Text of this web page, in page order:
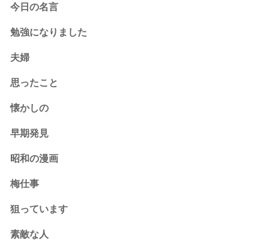
今日の名言
勉強になりました
夫婦
思ったこと
懐かしの
早期発見
昭和の漫画
梅仕事
狙っています
素敵な人